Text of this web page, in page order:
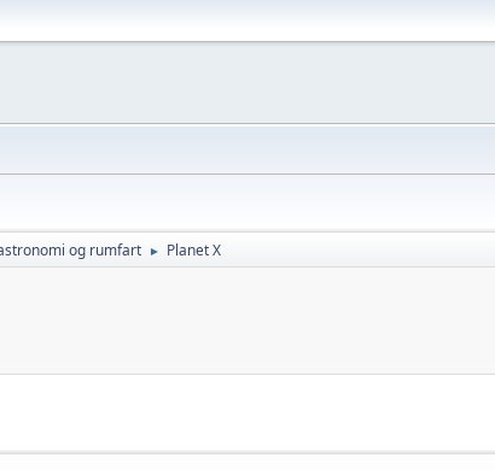
og rumfart ► Planet X